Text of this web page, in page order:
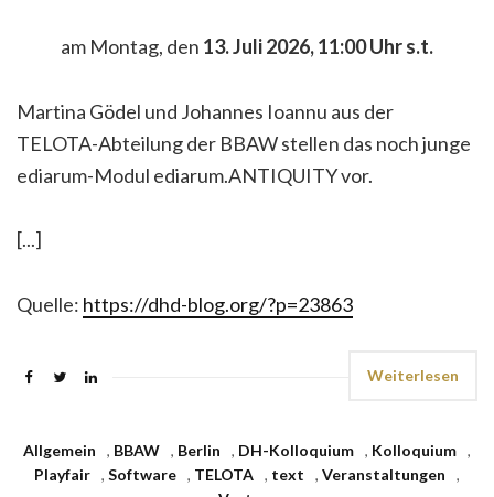
am Montag, den 13. Juli 2026, 11:00 Uhr s.t.
Martina Gödel und Johannes Ioannu aus der
TELOTA-Abteilung der BBAW stellen das noch junge
ediarum-Modul ediarum.ANTIQUITY vor.
[...]
Quelle: https://dhd-blog.org/?p=23863
Weiterlesen
Allgemein , BBAW , Berlin , DH-Kolloquium , Kolloquium ,
Playfair , Software , TELOTA , text , Veranstaltungen
,